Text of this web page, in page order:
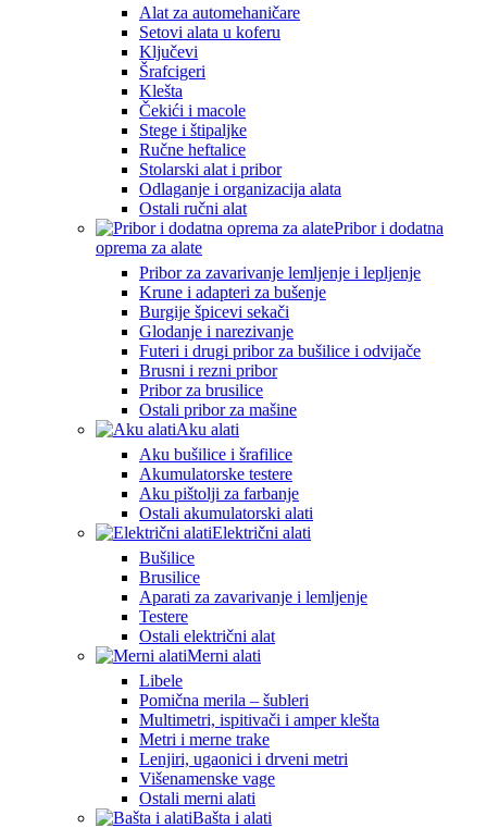
Alat za automehaničare
Setovi alata u koferu
Ključevi
Šrafcigeri
Klešta
Čekići i macole
Stege i štipaljke
Ručne heftalice
Stolarski alat i pribor
Odlaganje i organizacija alata
Ostali ručni alat
Pribor i dodatna
oprema za alate
Pribor za zavarivanje lemljenje i lepljenje
Krune i adapteri za bušenje
Burgije špicevi sekači
Glodanje i narezivanje
Futeri i drugi pribor za bušilice i odvijače
Brusni i rezni pribor
Pribor za brusilice
Ostali pribor za mašine
Aku alati
Aku bušilice i šrafilice
Akumulatorske testere
Aku pištolji za farbanje
Ostali akumulatorski alati
Električni alati
Bušilice
Brusilice
Aparati za zavarivanje i lemljenje
Testere
Ostali električni alat
Merni alati
Libele
Pomična merila – šubleri
Multimetri, ispitivači i amper klešta
Metri i merne trake
Lenjiri, ugaonici i drveni metri
Višenamenske vage
Ostali merni alati
Bašta i alati